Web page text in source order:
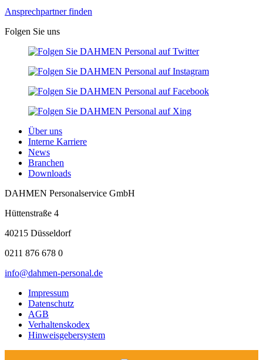
Ansprechpartner finden
Folgen Sie uns
Über uns
Interne Karriere
News
Branchen
Downloads
DAHMEN Personalservice GmbH
Hüttenstraße 4
40215 Düsseldorf
0211 876 678 0
info@dahmen-personal.de
Impressum
Datenschutz
AGB
Verhaltenskodex
Hinweisgebersystem